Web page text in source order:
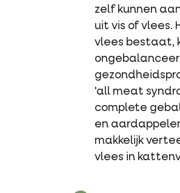
zelf kunnen
uit vis of vlees.
vlees bestaat,
'all meat
complete
en
makkelijk
vlees in